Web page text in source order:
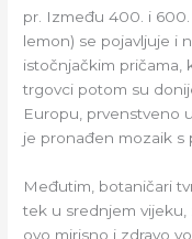
pr. Između 400. i
lemon) se pojavljuje i
istočnjačkim pričama,
trgovci potom su
Europu, prvenstveno
je pronađen mozaik s
Međutim, botaničari
tek u srednjem vijeku,
ovo mirisno i zdravo